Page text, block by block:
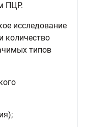
ПЦР.
исследование
количество
типов